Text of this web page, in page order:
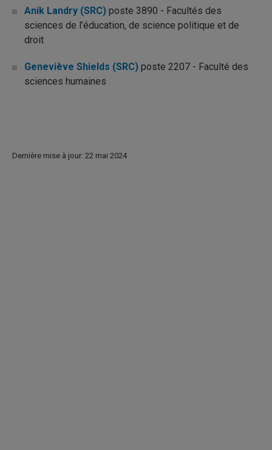
Anik Landry (SRC) poste 3890 - Facultés des
sciences de l’éducation, de science politique et de
droit
Geneviève Shields (SRC) poste 2207 - Faculté des
sciences humaines
Dernière mise à jour: 22 mai 2024